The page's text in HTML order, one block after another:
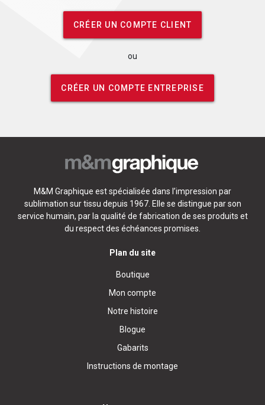
CRÉER UN COMPTE CLIENT
ou
CRÉER UN COMPTE ENTREPRISE
M&M Graphique est spécialisée dans l’impression par
sublimation sur tissu depuis 1967. Elle se distingue par son
service humain, par la qualité de fabrication de ses produits et
du respect des échéances promises.
Plan du site
Boutique
Mon compte
Notre histoire
Blogue
Gabarits
Instructions de montage